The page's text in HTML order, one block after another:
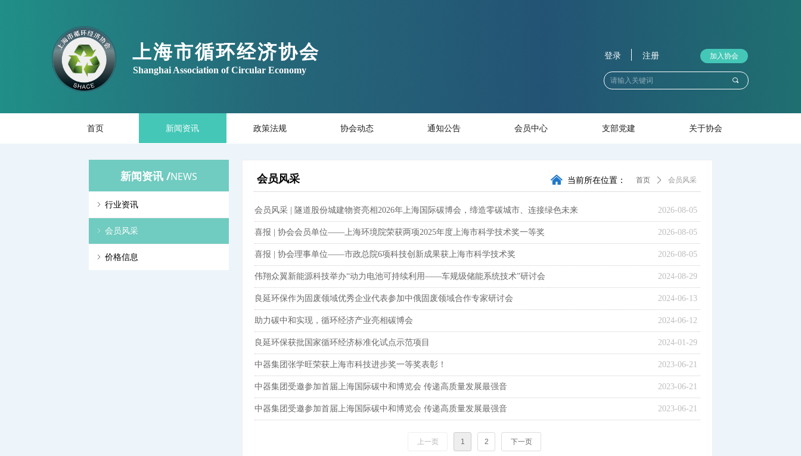
上海市循环经济协会
Shanghai Association of Circular Economy
加入协会
끠
登录 注册
首页 新闻资讯 政策法规 协会动态 通知公告 会员中心 支部党建 关于协会
新闻资讯 /NEWS
ꁇ 行业资讯
ꁇ 会员风采
ꁇ 价格信息
会员风采 낀 当前所在位置： 首页 ꄲ 会员风采
2026-08-05
会员风采 | 隧道股份城建物资亮相2026年上海国际碳博会，缔造零碳城市、连接绿色未来
2026-08-05
喜报 | 协会会员单位——上海环境院荣获两项2025年度上海市科学技术奖一等奖
2026-08-05
喜报 | 协会理事单位——市政总院6项科技创新成果获上海市科学技术奖
2024-08-29
伟翔众翼新能源科技举办“动力电池可持续利用——车规级储能系统技术”研讨会
2024-06-13
良延环保作为固废领域优秀企业代表参加中俄固废领域合作专家研讨会
2024-06-12
助力碳中和实现，循环经济产业亮相碳博会
2024-01-29
良延环保获批国家循环经济标准化试点示范项目
2023-06-21
中器集团张学旺荣获上海市科技进步奖一等奖表彰！
2023-06-21
中器集团受邀参加首届上海国际碳中和博览会 传递高质量发展最强音
2023-06-21
中器集团受邀参加首届上海国际碳中和博览会 传递高质量发展最强音
上一页 1 2 下一页